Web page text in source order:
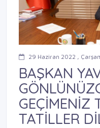
29 Haziran 2022 ,
BAŞKAN
GEÇİMENİZ
TATİLLER